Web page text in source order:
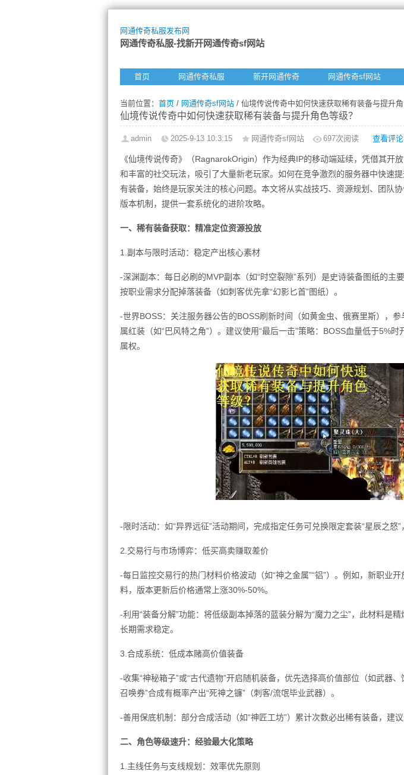
网通传奇私服发布网
网通传奇私服-找新开网通传奇sf网站
首页 网通传奇私服 新开网通传奇 网通传奇sf网站
当前位置： 首页 / 网通传奇sf网站 / 仙境传说传奇中如何快速获取稀有装备与提升角
仙境传说传奇中如何快速获取稀有装备与提升角色等级？
admin 2025-9-13 10:3:15 网通传奇sf网站 697次阅读 查看评论
《仙境传说传奇》（RagnarokOrigin）作为经典IP的移动端延续，凭借其开
和丰富的社交玩法，吸引了大量新老玩家。如何在竞争激烈的服务器中快速
有装备，始终是玩家关注的核心问题。本文将从实战技巧、资源规划、团队
版本机制，提供一套系统化的进阶攻略。
一、稀有装备获取：精准定位资源投放
1.副本与限时活动：稳定产出核心素材
-深渊副本：每日必刷的MVP副本（如“时空裂隙”系列）是史诗装备图纸的主
按职业需求分配掉落装备（如刺客优先拿“幻影匕首”图纸）。
-世界BOSS：关注服务器公告的BOSS刷新时间（如黄金虫、俄赛里斯），
属红装（如“巴风特之角”）。建议使用“最后一击”策略：BOSS血量低于5%
属权。
-限时活动：如“异界远征”活动期间，完成指定任务可兑换限定套装“星辰之怒”
2.交易行与市场博弈：低买高卖赚取差价
-每日监控交易行的热门材料价格波动（如“神之金属”“铝”）。例如，新职业
料，版本更新后价格通常上涨30%-50%。
-利用“装备分解”功能：将低级副本掉落的蓝装分解为“魔力之尘”，此材料是精
长期需求稳定。
3.合成系统：低成本赌高价值装备
-收集“神秘箱子”或“古代遗物”开启随机装备，优先选择高价值部位（如武器
召唤券”合成有概率产出“死神之镰”（刺客/流氓毕业武器）。
-善用保底机制：部分合成活动（如“神匠工坊”）累计次数必出稀有装备，建议
二、角色等级速升：经验最大化策略
1.主线任务与支线规划：效率优先原则